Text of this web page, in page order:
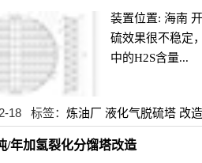
装置位置: 海南
硫效果很不稳定
中的H2S含量...
18 标签： 炼油厂 液化气脱硫塔 改造
/年加氢裂化分馏塔改造